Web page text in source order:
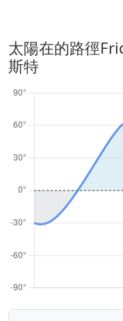
太陽在的路徑
斯特